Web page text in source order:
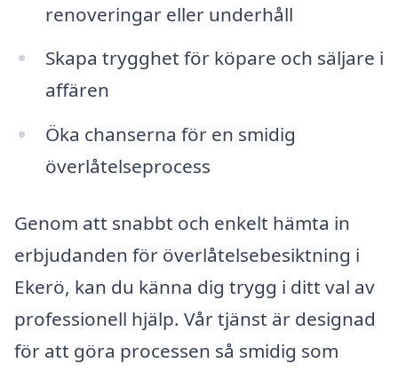
renoveringar eller underhåll
Skapa trygghet för köpare och säljare i
affären
Öka chanserna för en smidig
överlåtelseprocess
Genom att snabbt och enkelt hämta in
erbjudanden för överlåtelsebesiktning i
Ekerö, kan du känna dig trygg i ditt val av
professionell hjälp. Vår tjänst är designad
för att göra processen så smidig som